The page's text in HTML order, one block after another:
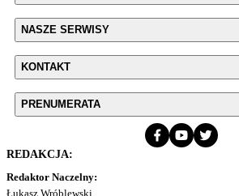
NASZE SERWISY
KONTAKT
PRENUMERATA
REDAKCJA:
Redaktor Naczelny:
Łukasz Wróblewski